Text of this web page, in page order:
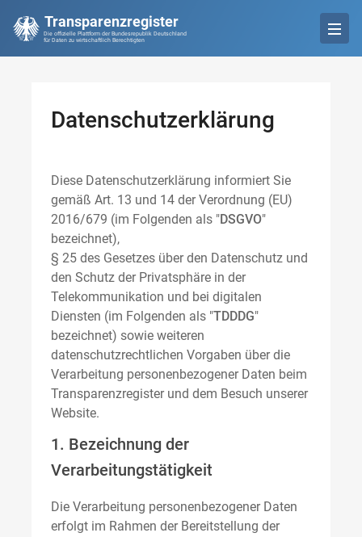
Transparenzregister
Die offizielle Plattform der Bundesrepublik Deutschland
für Daten zu wirtschaftlich Berechtigten
Datenschutzerklärung
Diese Datenschutzerklärung informiert Sie
gemäß Art. 13 und 14 der Verordnung (EU)
2016/679 (im Folgenden als "DSGVO"
bezeichnet),
§ 25 des Gesetzes über den Datenschutz und
den Schutz der Privatsphäre in der
Telekommunikation und bei digitalen
Diensten (im Folgenden als "TDDDG"
bezeichnet) sowie weiteren
datenschutzrechtlichen Vorgaben über die
Verarbeitung personenbezogener Daten beim
Transparenzregister und dem Besuch unserer
Website.
1. Bezeichnung der
Verarbeitungstätigkeit
Die Verarbeitung personenbezogener Daten
erfolgt im Rahmen der Bereitstellung der